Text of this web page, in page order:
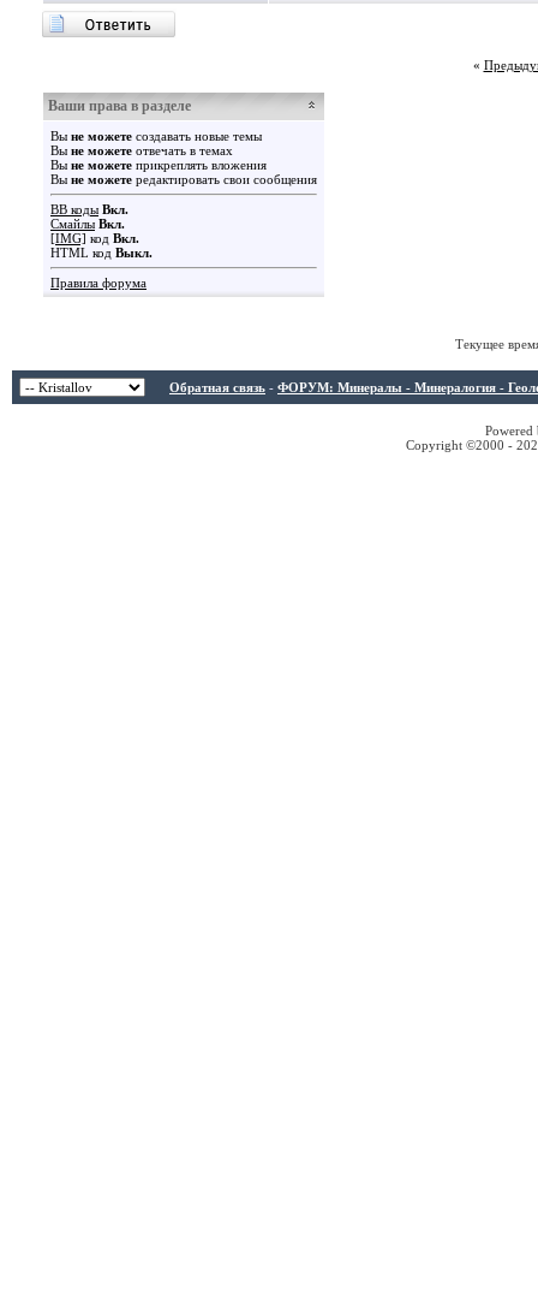
«
Ваши права в разделе
Вы не можете создавать новые темы
Вы не можете отвечать в темах
Вы не можете прикреплять вложения
Вы не можете редактировать свои сообщения
BB коды Вкл.
Смайлы Вкл.
[IMG] код Вкл.
HTML код Выкл.
Правила форума
Текущее
Обратная связь - ФОРУМ: Минералы - Минералогия -
Copyright ©2000 -